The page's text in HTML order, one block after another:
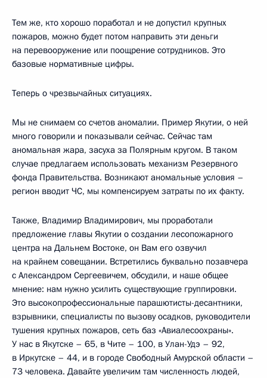
Тем же, кто хорошо поработал и не допустил крупных
пожаров, можно будет потом направить эти деньги
на перевооружение или поощрение сотрудников. Это
базовые нормативные цифры.
Теперь о чрезвычайных ситуациях.
Мы не снимаем со счетов аномалии. Пример Якутии, о ней
много говорили и показывали сейчас. Сейчас там
аномальная жара, засуха за Полярным кругом. В таком
случае предлагаем использовать механизм Резервного
фонда Правительства. Возникают аномальные условия –
регион вводит ЧС, мы компенсируем затраты по их факту.
Также, Владимир Владимирович, мы проработали
предложение главы Якутии о создании лесопожарного
центра на Дальнем Востоке, он Вам его озвучил
на крайнем совещании. Встретились буквально позавчера
с Александром Сергеевичем, обсудили, и наше общее
мнение: нам нужно усилить существующие группировки.
Это высокопрофессиональные парашютисты-десантники,
взрывники, специалисты по вызову осадков, руководители
тушения крупных пожаров, сеть баз «Авиалесоохраны».
У нас в Якутске – 65, в Чите – 100, в Улан-Удэ – 92,
в Иркутске – 44, и в городе Свободный Амурской области –
73 человека. Давайте увеличим там численность людей,